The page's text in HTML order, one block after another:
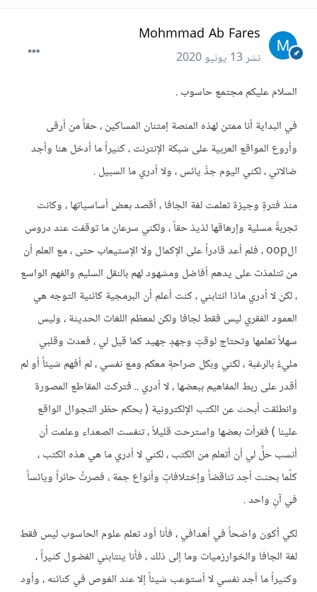
Mohmmad Ab Fares
نشر13 يونيو 2020
السلام عليكم مجتمع حاسوب .
في البداية أنا ممتن لهذه المنصة إمتنان المساكين ، حقاً من أرقى
وأروع المواقع العربية على شبكة الإنترنت ، كثيراً ما أدخل هنا وأجد
ضالاتي ، لكني اليوم جدُّ يائس ، ولا أدري ما السبيل .
منذ فترةٍ وجيزة تعلمت لغة الجافا ، أقصد بعض أساسياتها ، وكانت
تجربةً مسلية وإرهاقها لذيذ حقاً ، ولكني سرعان ما توقفت عند دروس
الoop ، فلم أعد قادراً على الإكمال ولا الإستيعاب حتى ، مع العلم أن
من تتلمذت على يدهم أفاضل ومشهود لهم بالنقل السليم والفهم الواسع
، لكن لا أدري ماذا انتابني ، كنت أعلم أن البرمجية كائنية التوجه هي
العمود الفقري ليس فقط لجافا ولكن لمعظم اللغات الحديثة ، وليس
سهلاً تعلمها وتحتاج لوقتٍ وجهدٍ جهيد كما قيل لي ، فعدت وقلبي
مليءٌ بالرغبة ، لكني وبكل صراحةٍ معكم ومع نفسي ، لم أفهم شيئاً أو لم
أقدر على ربط المفاهيم ببعضها ، لا أدري .. فتركت المقاطع المصورة
وانطلقت أبحث عن الكتب الإلكترونية ( بحكم حظر التجوال الواقع
علينا ) فقرأت بعضها واسترحت قليلاً ، تنفست الصعداء وعلمت أن
أنسب حلٍّ لي أن أتعلم من الكتب ، لكني لا أدري ما هي هذه الكتب ،
كلّما بحثت أجد تناقضاً وإختلافاتٍ وأنواع جمة ، فصرتُ حائراً ويائساً
في آنٍ واحد .
لكي أكون واضحاً في أهدافي ، فأنا أود تعلم علوم الحاسوب ليس فقط
لغة الجافا والخوارزميات وما إلى ذلك ، فأنا ينتابني الفضول كثيراً ،
وكثيراً ما أجد نفسي لا أستوعب شيئاً إلا عند الغوص في كنائنه ، وأود